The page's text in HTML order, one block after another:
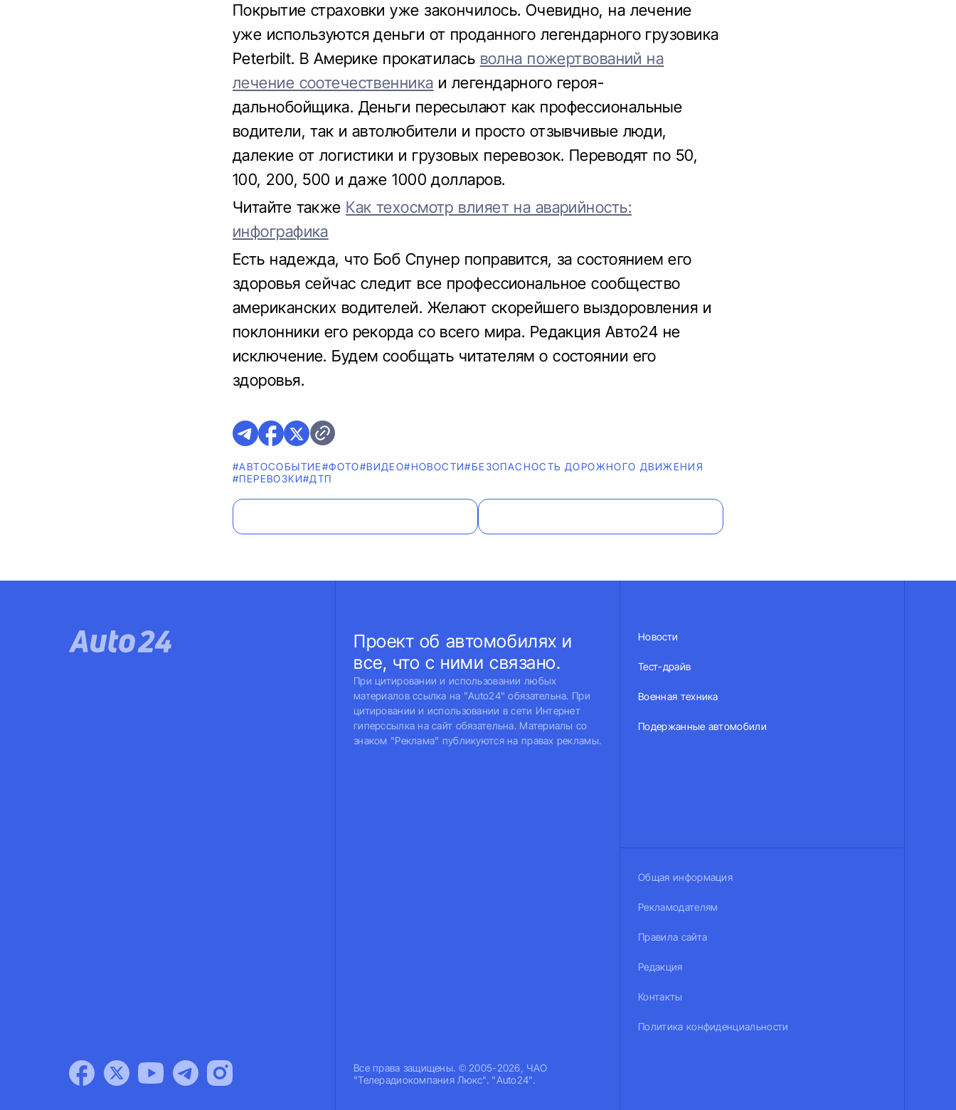
Покрытие страховки уже закончилось. Очевидно, на лечение
уже используются деньги от проданного легендарного грузовика
Peterbilt. В Америке прокатилась волна пожертвований на
лечение соотечественника и легендарного героя-
дальнобойщика. Деньги пересылают как профессиональные
водители, так и автолюбители и просто отзывчивые люди,
далекие от логистики и грузовых перевозок. Переводят по 50,
100, 200, 500 и даже 1000 долларов.
Читайте также Как техосмотр влияет на аварийность:
инфографика
Есть надежда, что Боб Спунер поправится, за состоянием его
здоровья сейчас следит все профессиональное сообщество
американских водителей. Желают скорейшего выздоровления и
поклонники его рекорда со всего мира. Редакция Авто24 не
исключение. Будем сообщать читателям о состоянии его
здоровья.
#АВТОСОБЫТИЕ#ФОТО#ВИДЕО#НОВОСТИ#БЕЗОПАСНОСТЬ ДОРОЖНОГО ДВИЖЕНИЯ
#ПЕРЕВОЗКИ#ДТП
Проект об автомобилях и
все, что с ними связано.
При цитировании и использовании любых
материалов ссылка на "Auto24" обязательна. При
цитировании и использовании в сети Интернет
гиперссылка на сайт обязательна. Материалы со
знаком "Реклама" публикуются на правах рекламы.
Все права защищены. © 2005-2026, ЧАО
"Телерадиокомпания Люкс". "Auto24".
Новости
Тест-драйв
Военная техника
Подержанные автомобили
Общая информация
Рекламодателям
Правила сайта
Редакция
Контакты
Политика конфиденциальности